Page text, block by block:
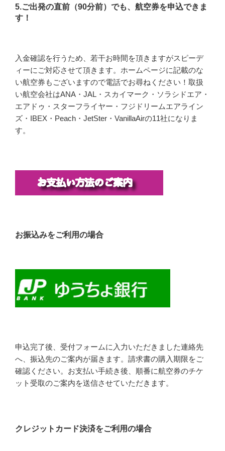
5.ご出発の直前（90分前）でも、航空券を申込できま
す！
入金確認を行うため、若干お時間を頂きますがスピーデ
ィーにご対応させて頂きます。ホームページに記載のな
い航空券もございますので電話でお尋ねください！取扱
い航空会社はANA・JAL・スカイマーク・ソラシドエア・
エアドゥ・スターフライヤー・フジドリームエアライン
ズ・IBEX・Peach・JetSter・VanillaAirの11社になりま
す。
お振込みをご利用の場合
申込完了後、受付フォームに入力いただきました連絡先
へ、振込先のご案内が届きます。請求書の購入期限をご
確認ください。お支払い手続き後、順番に航空券のチケ
ット受取のご案内を送信させていただきます。
クレジットカード決済をご利用の場合